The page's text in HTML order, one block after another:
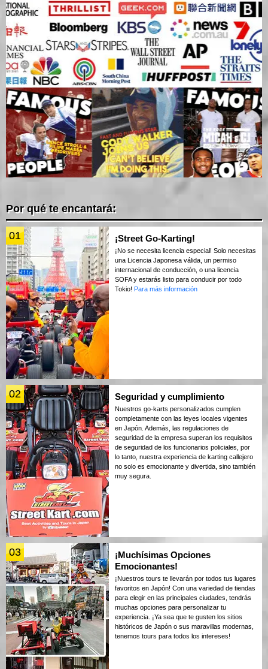
Por qué te encantará:
01 ¡Street Go-Karting!
¡No se necesita licencia especial! Solo necesitas
una Licencia Japonesa válida, un permiso
internacional de conducción, o una licencia
SOFA y estarás listo para conducir por todo
Tokio! Para más información
02 Seguridad y cumplimiento
Nuestros go-karts personalizados cumplen
completamente con las leyes locales vigentes
en Japón. Además, las regulaciones de
seguridad de la empresa superan los requisitos
de seguridad de los funcionarios policiales, por
lo tanto, nuestra experiencia de karting callejero
no solo es emocionante y divertida, sino también
muy segura.
03
¡Muchísimas Opciones
Emocionantes!
¡Nuestros tours te llevarán por todos tus lugares
favoritos en Japón! Con una variedad de tiendas
para elegir en las principales ciudades, tendrás
muchas opciones para personalizar tu
experiencia. ¡Ya sea que te gusten los sitios
históricos de Japón o sus maravillas modernas,
tenemos tours para todos los intereses!